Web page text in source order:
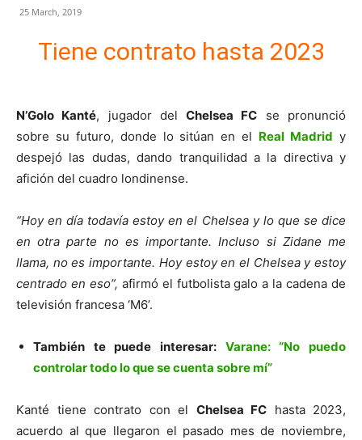
25 March, 2019
Tiene contrato hasta 2023
N’Golo Kanté, jugador delChelsea FC se pronunció
sobre su futuro, donde lo sitúan en el Real Madrid y
despejó las dudas, dando tranquilidad a la directiva y
afición del cuadro londinense.
“Hoy en día todavía estoy en el Chelsea y lo que se dice
en otra parte no es importante. Incluso si Zidane me
llama, no es importante. Hoy estoy en el Chelsea y estoy
centrado en eso”, afirmó el futbolista galo a la cadena de
televisión francesa ‘M6’.
También te puede interesar: Varane: “No puedo
controlar todo lo que se cuenta sobre mí”
Kanté tiene contrato con el Chelsea FC hasta 2023,
acuerdo al que llegaron el pasado mes de noviembre,